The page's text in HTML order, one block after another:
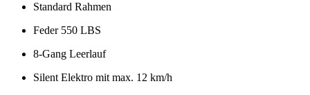
Standard Rahmen
Feder 550 LBS
8-Gang Leerlauf
Silent Elektro mit max. 12 km/h